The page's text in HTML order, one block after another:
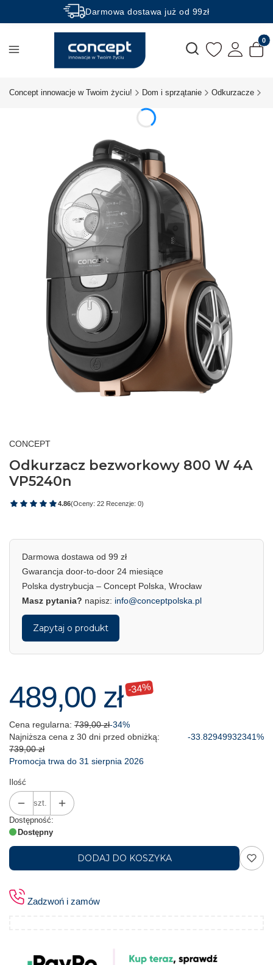
Darmowa dostawa już od 99zł
Rabaty -50% na wybrane produkty
Otwórz wyszukiwarkę
Concept innowacje w Twoim życiu! Dom i sprzątanie Odkurzacze
CONCEPT
Odkurzacz bezworkowy 800 W 4A
VP5240n
4.86(Oceny: 22 Recenzje: 0)
Darmowa dostawa od 99 zł
Gwarancja door-to-door 24 miesiące
Polska dystrybucja – Concept Polska, Wrocław
Masz pytania? napisz: info@conceptpolska.pl
Zapytaj o produkt
489,00 zł -34%
Cena regularna: 739,00 zł-34%
Najniższa cena z 30 dni przed obniżką:
739,00 zł
-33.82949932341%
Promocja trwa do 31 sierpnia 2026
Ilość
szt.
Dostępność:
Dostępny
DODAJ DO KOSZYKA
Zadzwoń i zamów